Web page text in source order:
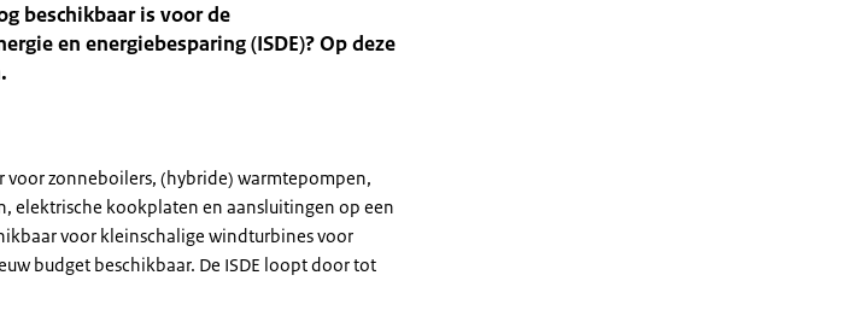
beschikbaar is voor de
en energiebesparing (ISDE)? Op deze
zonneboilers, (hybride) warmtepompen,
elektrische kookplaten en aansluitingen op een
voor kleinschalige windturbines voor
budget beschikbaar. De ISDE loopt door tot